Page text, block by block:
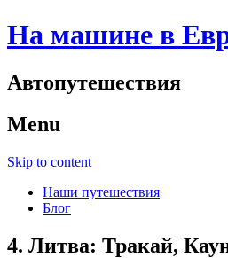
На машине в
Автопутешествия
Menu
Skip to content
Наши путешествия
Блог
4. Литва: Тракай,